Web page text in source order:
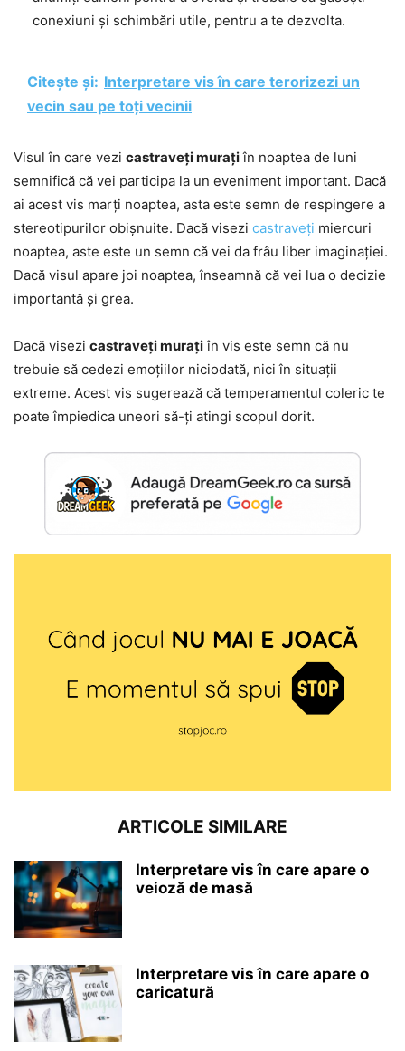
conexiuni și schimbări utile, pentru a te dezvolta.
Citește și: Interpretare vis în care terorizezi un
vecin sau pe toți vecinii
Visul în care vezi castraveți murațiîn noaptea de luni
semnifică că vei participa la un eveniment important. Dacă
ai acest vis marți noaptea, asta este semn de respingere a
stereotipurilor obișnuite. Dacă visezi castraveți miercuri
noaptea, aste este un semn că vei da frâu liber imaginației.
Dacă visul apare joi noaptea, înseamnă că vei lua o decizie
importantă și grea.
Dacă visezi castraveți murațiîn vis este semn că nu
trebuie să cedezi emoțiilor niciodată, nici în situații
extreme. Acest vis sugerează că temperamentul coleric te
poate împiedica uneori să-ți atingi scopul dorit.
ARTICOLE SIMILARE
Interpretare vis în care apare o
veioză de masă
Interpretare vis în care apare o
caricatură